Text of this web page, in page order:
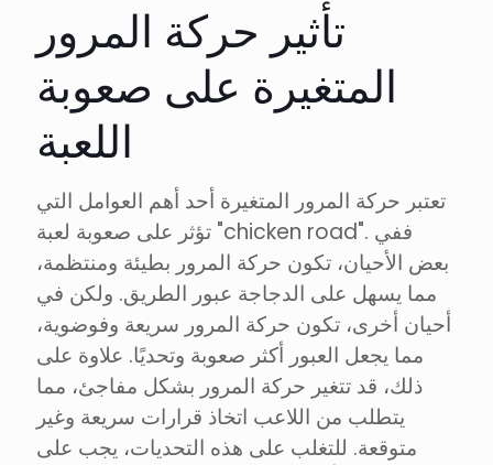
تأثير حركة المرور
المتغيرة على صعوبة
اللعبة
تعتبر حركة المرور المتغيرة أحد أهم العوامل التي
تؤثر على صعوبة لعبة "chicken road". ففي
بعض الأحيان، تكون حركة المرور بطيئة ومنتظمة،
مما يسهل على الدجاجة عبور الطريق. ولكن في
أحيان أخرى، تكون حركة المرور سريعة وفوضوية،
مما يجعل العبور أكثر صعوبة وتحديًا. علاوة على
ذلك، قد تتغير حركة المرور بشكل مفاجئ، مما
يتطلب من اللاعب اتخاذ قرارات سريعة وغير
متوقعة. للتغلب على هذه التحديات، يجب على